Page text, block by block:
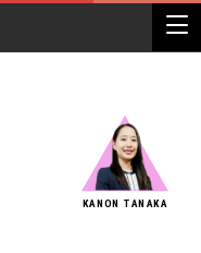
KANON TANAKA